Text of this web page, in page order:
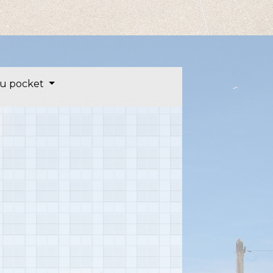
pocket